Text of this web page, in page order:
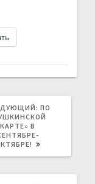
СЛЕДУЮЩАЯ
ЗАПИСЬ:
ПО
КАРТЕ» В